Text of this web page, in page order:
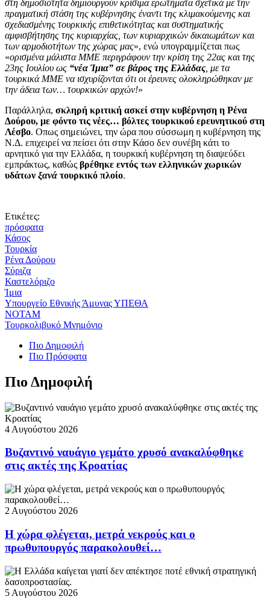
στη δημοσιότητα δημιουργούν κρίσιμα ερωτήματα σχετικά με την
πραγματική στάση της κυβέρνησης έναντι της κλιμακούμενης και
σχεδιασμένης τουρκικής επιθετικότητας και συστηματικής
αμφισβήτησης της κυριαρχίας, των κυριαρχικών δικαιωμάτων και
των αρμοδιοτήτων της χώρας μας», ενώ υπογραμμίζεται πως
«ορισμένα μάλιστα ΜΜΕ περιγράφουν την κρίση της 22ας και της
23ης Ιουλίου ως “νέα Ίμια” σε βάρος της Ελλάδας , με τα
τουρκικά ΜΜΕ να ισχυρίζονται ότι οι έρευνες ολοκληρώθηκαν με
την άδεια των… τουρκικών αρχών!»
Παράλληλα, σκληρή κριτική ασκεί στην κυβέρνηση η Ρένα
Δούρου, με φόντο τις νέες… βόλτες τουρκικού ερευνητικού στη
Λέσβο. Οπως σημειώνει, την ώρα που σύσσωμη η κυβέρνηση της
Ν.Δ. επιχειρεί να πείσει ότι στην Κάσο δεν συνέβη κάτι το
αρνητικό για την Ελλάδα, η τουρκική κυβέρνηση τη διαψεύδει
εμπράκτως, καθώς βρέθηκε εντός των ελληνικών χωρικών
υδάτων ξανά τουρκικό πλοίο.
Ετικέτες:
πρόσφατα
Κάσος
Τουρκία
Ρένα Δούρου
Σύριζα
Καστελόριζο
Ίμια
Υπουργείο Εθνικής Άμυνας ΥΠΕΘΑ
ΝΟΤΑΜ
Τουρκολιβυκό Μνημόνιο
Πιο Δημοφιλή
Πιο Πρόσφατα
Πιο Δημοφιλή
4 Αυγούστου 2026
Βυζαντινό ναυάγιο γεμάτο χρυσό ανακαλύφθηκε
στις ακτές της Κροατίας
2 Αυγούστου 2026
Η χώρα φλέγεται, μετρά νεκρούς και ο
πρωθυπουργός παρακολουθεί…
5 Αυγούστου 2026